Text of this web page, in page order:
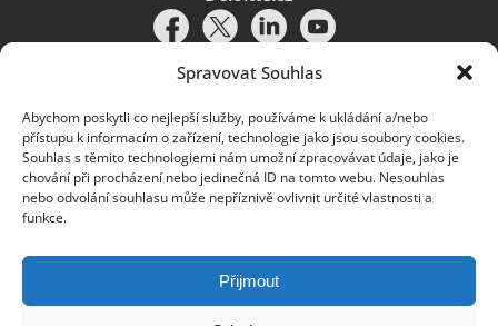
Spravovat Souhlas
Abychom poskytli co nejlepší služby, používáme k ukládání a/nebo
přístupu k informacím o zařízení, technologie jako jsou soubory cookies.
Souhlas s těmito technologiemi nám umožní zpracovávat údaje, jako je
chování při procházení nebo jedinečná ID na tomto webu. Nesouhlas
nebo odvolání souhlasu může nepříznivě ovlivnit určité vlastnosti a
funkce.
Přijmout
Pravidla používání|Ochrana osobních údajů|Soubory cookies |
Deloitte.cz
© 2026. Více informací najdete vPravidlech používání.
Deloitte označuje jednu či více společností globální sítě členských
a přidružené subjekty (souhrnně „organizace Deloitte“). Společnost DTTL
(rovněž označovaná jako „Deloitte Global“) a každá z jejích členských
společností a jejich přidružených subjektů je samostatným a nezávislým
právním subjektem, který není oprávněn zavazovat nebo přijímat závazky